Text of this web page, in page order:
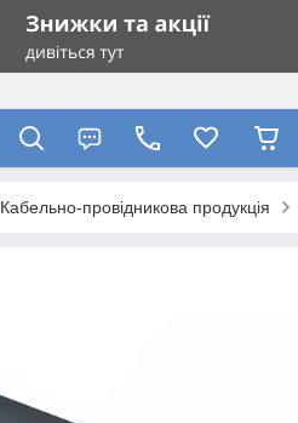
Кабельно-провідникова продукція